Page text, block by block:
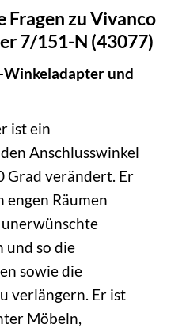
Fragen zu Vivanco
7/151-N (43077)
Winkeladapter und
ist ein
Anschlusswinkel
Grad verändert. Er
Räumen
und so die
sowie die
verlängern. Er ist
Möbeln,